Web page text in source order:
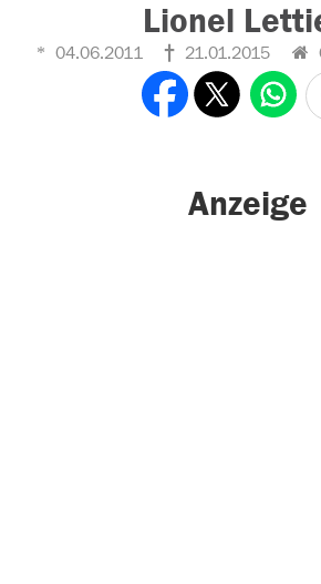
Lionel
04.06.2011 21.01.2015
Anzeige